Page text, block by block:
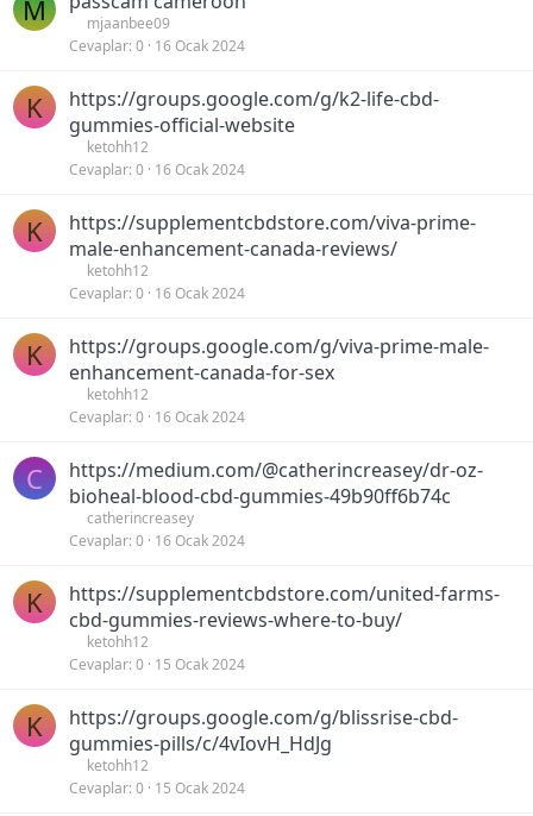
M
mjaanbee09
Cevaplar 0 16 Ocak 2024
K
https://groups.google.com/g/k2-life-cbd-
gummies-official-website
ketohh12
Cevaplar 0 16 Ocak 2024
K
https://supplementcbdstore.com/viva-prime-
male-enhancement-canada-reviews/
ketohh12
Cevaplar 0 16 Ocak 2024
K
https://groups.google.com/g/viva-prime-male-
enhancement-canada-for-sex
ketohh12
Cevaplar 0 16 Ocak 2024
C
https://medium.com/@catherincreasey/dr-oz-
bioheal-blood-cbd-gummies-49b90ff6b74c
catherincreasey
Cevaplar 0 16 Ocak 2024
K
https://supplementcbdstore.com/united-farms-
cbd-gummies-reviews-where-to-buy/
ketohh12
Cevaplar 0 15 Ocak 2024
K
https://groups.google.com/g/blissrise-cbd-
gummies-pills/c/4vIovH_HdJg
ketohh12
Cevaplar 0 15 Ocak 2024